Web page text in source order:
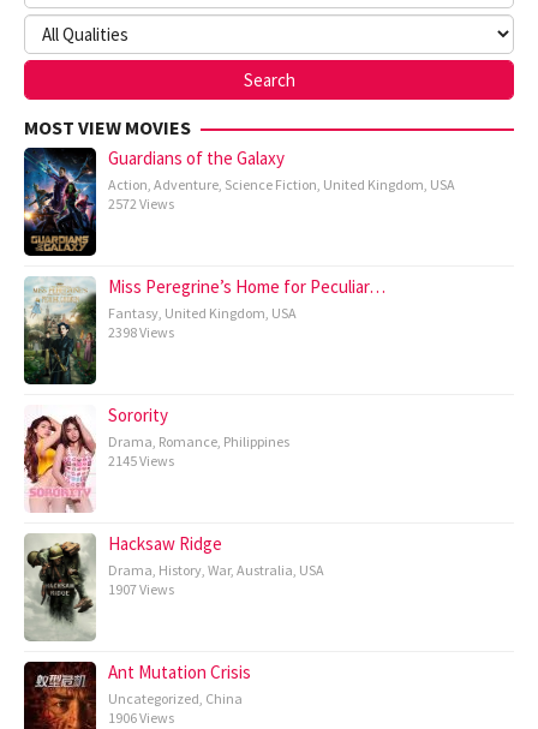
MOST VIEW MOVIES
Guardians of the Galaxy
Action, Adventure, Science Fiction, United Kingdom, USA
2572 Views
Miss Peregrine’s Home for Peculiar…
Fantasy, United Kingdom, USA
2398 Views
Sorority
Drama, Romance, Philippines
2145 Views
Hacksaw Ridge
Drama, History, War, Australia, USA
1907 Views
Ant Mutation Crisis
Uncategorized, China
1906 Views